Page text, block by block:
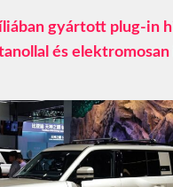
gyártott plug-in
és elektromosan